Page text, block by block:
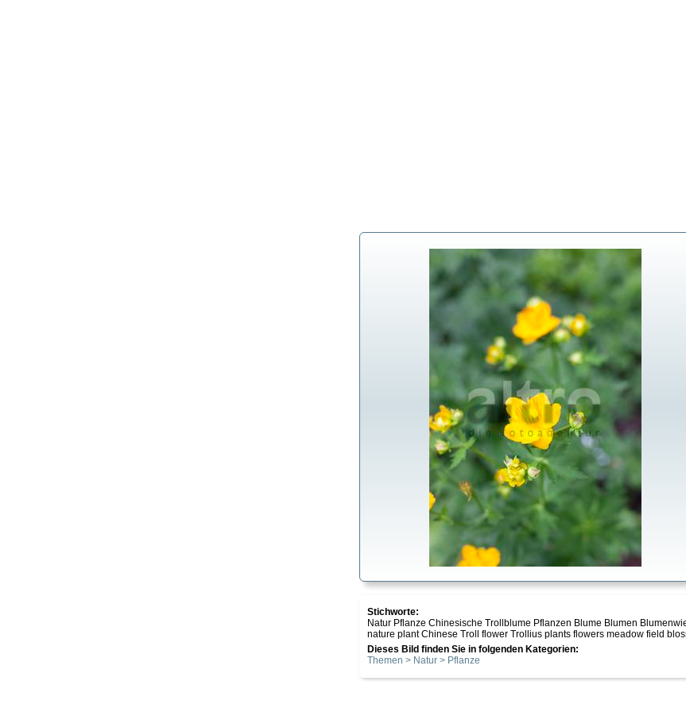
Stichworte:
Natur Pflanze Chinesische Trollblume Pflanzen Blume Blumen
nature plant Chinese Troll flower Trollius plants flowers meadow field
Dieses Bild finden Sie in folgenden Kategorien:
Themen > Natur > Pflanze